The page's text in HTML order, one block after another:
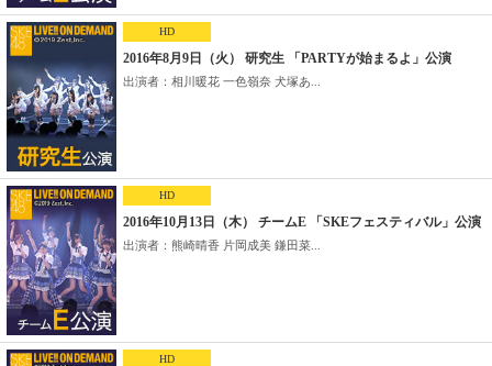
HD
2016年8月9日（火） 研究生 「PARTYが始まるよ」公演
出演者：相川暖花 一色嶺奈 犬塚あ...
HD
2016年10月13日（木） チームE 「SKEフェスティバル」公演
出演者：熊崎晴香 片岡成美 鎌田菜...
HD